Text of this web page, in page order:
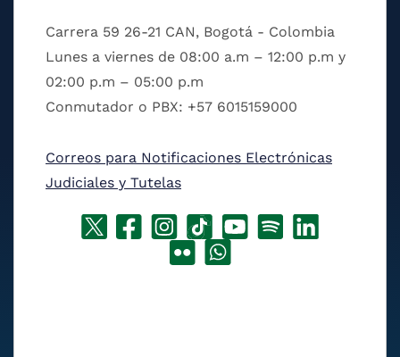
Carrera 59 26-21 CAN, Bogotá - Colombia
Lunes a viernes de 08:00 a.m – 12:00 p.m y
02:00 p.m – 05:00 p.m
Conmutador o PBX: +57 6015159000
Correos para Notificaciones Electrónicas
Judiciales y Tutelas